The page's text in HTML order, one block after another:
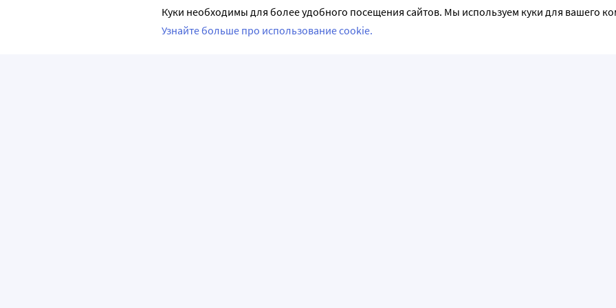
Куки необходимы для более удобного посещения сайтов. Мы используем куки для вашего
Узнайте больше про использование cookie.